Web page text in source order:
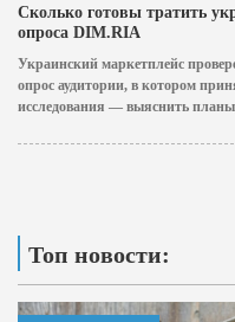
Сколько готовы тратить
опроса DIM.RIA
Украинский маркетплейс
опрос аудитории, в котором
исследования — выяснить
Топ новости: